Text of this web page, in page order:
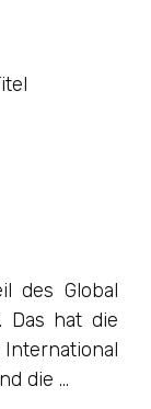
des Global
Das hat die
die …